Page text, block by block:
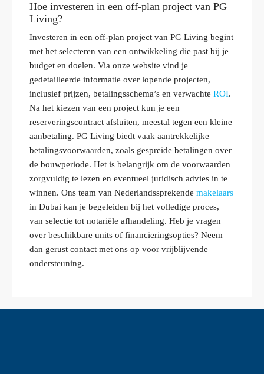
Hoe investeren in een off-plan project van PG
Living?
Investeren in een off-plan project van PG Living begint
met het selecteren van een ontwikkeling die past bij je
budget en doelen. Via onze website vind je
gedetailleerde informatie over lopende projecten,
inclusief prijzen, betalingsschema’s en verwachte ROI.
Na het kiezen van een project kun je een
reserveringscontract afsluiten, meestal tegen een kleine
aanbetaling. PG Living biedt vaak aantrekkelijke
betalingsvoorwaarden, zoals gespreide betalingen over
de bouwperiode. Het is belangrijk om de voorwaarden
zorgvuldig te lezen en eventueel juridisch advies in te
winnen. Ons team van Nederlandssprekende makelaars
in Dubai kan je begeleiden bij het volledige proces,
van selectie tot notariële afhandeling. Heb je vragen
over beschikbare units of financieringsopties? Neem
dan gerust contact met ons op voor vrijblijvende
ondersteuning.